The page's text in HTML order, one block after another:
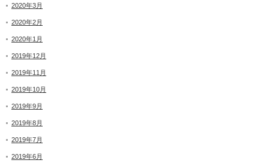
2020年3月
2020年2月
2020年1月
2019年12月
2019年11月
2019年10月
2019年9月
2019年8月
2019年7月
2019年6月